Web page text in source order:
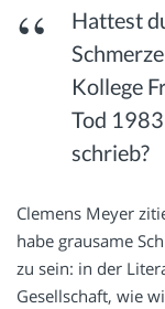
Hattest
Kollege
Tod
schrieb?
Clemens Meyer
habe grausame
zu sein: in der
Gesellschaft, wie